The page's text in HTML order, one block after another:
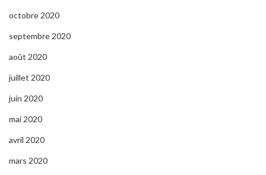
octobre 2020
septembre 2020
août 2020
juillet 2020
juin 2020
mai 2020
avril 2020
mars 2020